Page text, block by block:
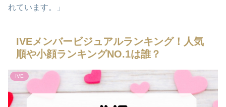
れています。」
IVEメンバービジュアルランキング！人気
順や小顔ランキングNO.1は誰？
IVE